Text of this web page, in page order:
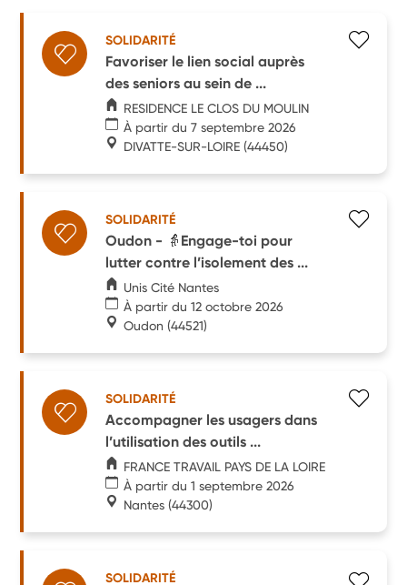
SOLIDARITÉ
Favoriser le lien social auprès
des seniors au sein de ...
RESIDENCE LE CLOS DU MOULIN
À partir du 7 septembre 2026
DIVATTE-SUR-LOIRE (44450)
SOLIDARITÉ
Oudon - 👵Engage-toi pour
lutter contre l’isolement des ...
Unis Cité Nantes
À partir du 12 octobre 2026
Oudon (44521)
SOLIDARITÉ
Accompagner les usagers dans
l’utilisation des outils ...
FRANCE TRAVAIL PAYS DE LA LOIRE
À partir du 1 septembre 2026
Nantes (44300)
SOLIDARITÉ